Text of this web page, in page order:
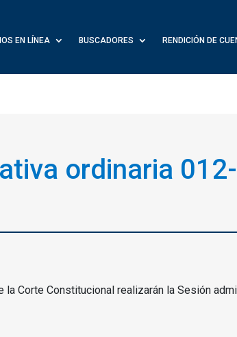
EN LÍNEA BUSCADORES RENDICIÓN DE
ordinaria
Corte Constitucional realizarán la Sesión